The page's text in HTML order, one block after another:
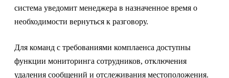
система уведомит менеджера в назначенное время о
необходимости вернуться к разговору.
Для команд с требованиями комплаенса доступны
функции мониторинга сотрудников, отключения
удаления сообщений и отслеживания местоположения.